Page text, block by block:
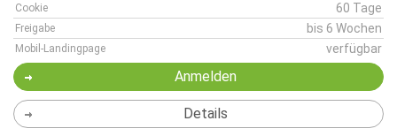
Cookie 60 Tage
Freigabe bis 6 Wochen
Mobil-Landingpage verfügbar
Anmelden
Details